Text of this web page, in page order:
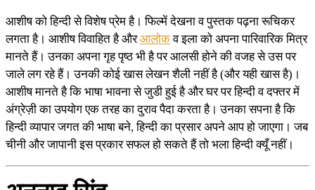
आशीष को हिन्दी से विशेष प्रेम है। फिल्में देखना व पुस्तक पढ़ना रूचिकर
लगता है। आशीष विवाहित है औरआलोकव इला को अपना पारिवारिक मित्र
मानते हैं। उनका अपना गृह पृष्ठ भी है पर आलसी होने की वजह से उस पर
जाले लग रहे हैं। उनकी कोई खास लेखन शैली नहीं है (और यही खास है)।
आशीष मानते है कि भाषा भावना से जुडी हुई है और घर पर हिन्दी व दफ्तर में
अंग्रेज़ी का उपयोग एक तरह का दुराव पैदा करता है। उनका सपना है कि
हिन्दी व्यापार जगत की भाषा बने, हिन्दी का प्रसार अपने आप हो जाएगा। जब
चीनी और जापानी इस प्रकार सफल हो सकते हैं तो भला हिन्दी क्यूँ नहीं।